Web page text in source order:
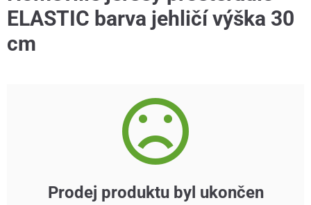
ELASTIC barva jehličí výška 30
cm
Prodej produktu byl ukončen